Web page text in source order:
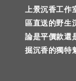
上景沉香工
區直送的野生
論是平價款還
掘沉香的獨特